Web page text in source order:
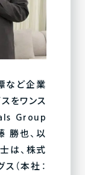
など企業
をワンス
Group
勝也、以
は、株式
（本社：